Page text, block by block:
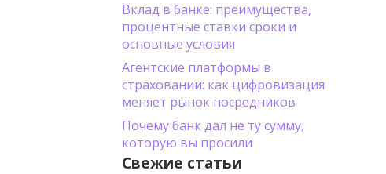
Вклад в банке: преимущества,
процентные ставки сроки и
основные условия
Агентские платформы в
страховании: как цифровизация
меняет рынок посредников
Почему банк дал не ту сумму,
которую вы просили
Свежие статьи